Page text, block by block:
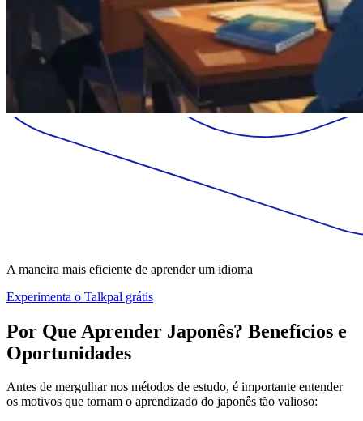
A maneira mais eficiente de aprender um idioma
Experimenta o Talkpal grátis
Por Que Aprender Japonês? Benefícios e
Oportunidades
Antes de mergulhar nos métodos de estudo, é importante entender
os motivos que tornam o aprendizado do japonês tão valioso: